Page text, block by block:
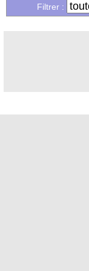
Filtrer :